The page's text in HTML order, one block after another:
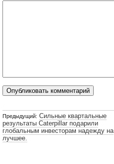
Предыдущий: Сильные квартальные
результаты Caterpillar подарили
глобальным инвесторам надежду на
лучшее.